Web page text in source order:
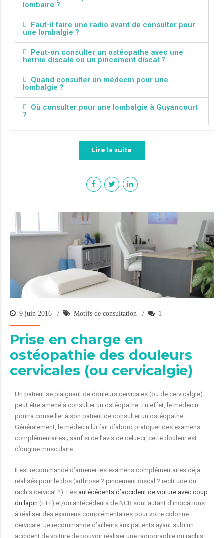
lombaire ?
Faut-il faire une radio avant de consulter pour
une lombalgie ?
Peut-on consulter un ostéopathe avec une
hernie discale ou un pincement discal ?
Quand consulter un médecin pour une
lombalgie ?
Où consulter pour une lombalgie à Guyancourt
?
Lire la suite
9 juin 2016 Motifs de consultation 1
Prise en charge en
ostéopathie des douleurs
cervicales (ou cervicalgie)
Un patient se plaignant de douleurs cervicales (ou de cervicalgie)
peut être amené à consulter un ostéopathe. En effet, le médecin
pourra conseiller à son patient de consulter un ostéopathe.
Généralement, le médecin lui fait d’abord pratiquer des examens
complémentaires ; sauf si de l’avis de celui-ci, cette douleur est
d’origine musculaire.
Il est recommandé d’amener les examens complémentaires déjà
réalisés pour le dos (arthrose ? pincement discal ? rectitude du
rachis cervical ?). Les antécédents d’accident de voiture avec coup
du lapin (+++) et/ou antécédents de NCB sont autant d’indications
à réaliser des examens complémentaires pour votre colonne
cervicale. Je recommande d’ailleurs aux patients ayant subi un
accident de voiture de pouvoir réaliser une radiographie du rachis